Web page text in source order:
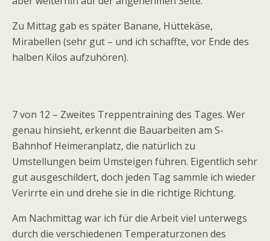
Zu Mittag gab es später Banane, Hüttekäse,
Mirabellen (sehr gut – und ich schaffte, vor Ende des
halben Kilos aufzuhören).
7 von 12 – Zweites Treppentraining des Tages. Wer
genau hinsieht, erkennt die Bauarbeiten am S-
Bahnhof Heimeranplatz, die natürlich zu
Umstellungen beim Umsteigen führen. Eigentlich sehr
gut ausgeschildert, doch jeden Tag sammle ich wieder
Verirrte ein und drehe sie in die richtige Richtung.
Am Nachmittag war ich für die Arbeit viel unterwegs
durch die verschiedenen Temperaturzonen des